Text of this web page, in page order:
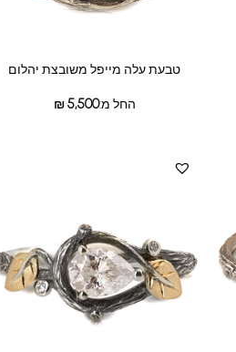
טבעת עלה מייפל משובצת יהלום
החל מ: ₪5,500